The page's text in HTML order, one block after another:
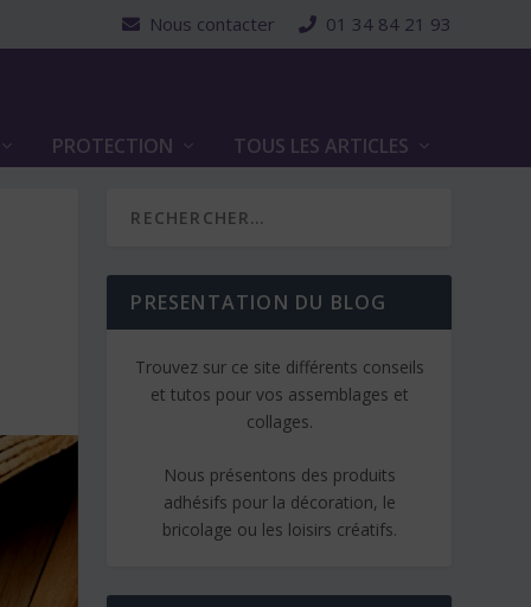
Nous contacter 01 34 84 21 93
PROTECTION TOUS LES ARTICLES
PRESENTATION DU BLOG
Trouvez sur ce site différents conseils
et tutos pour vos assemblages et
collages.
Nous présentons des produits
adhésifs pour la décoration, le
bricolage ou les loisirs créatifs.